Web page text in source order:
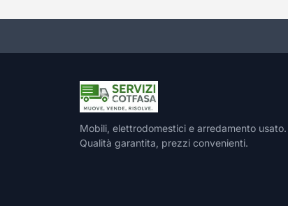
Mobili, elettrodomestici e arredamento usato.
Qualità garantita, prezzi convenienti.